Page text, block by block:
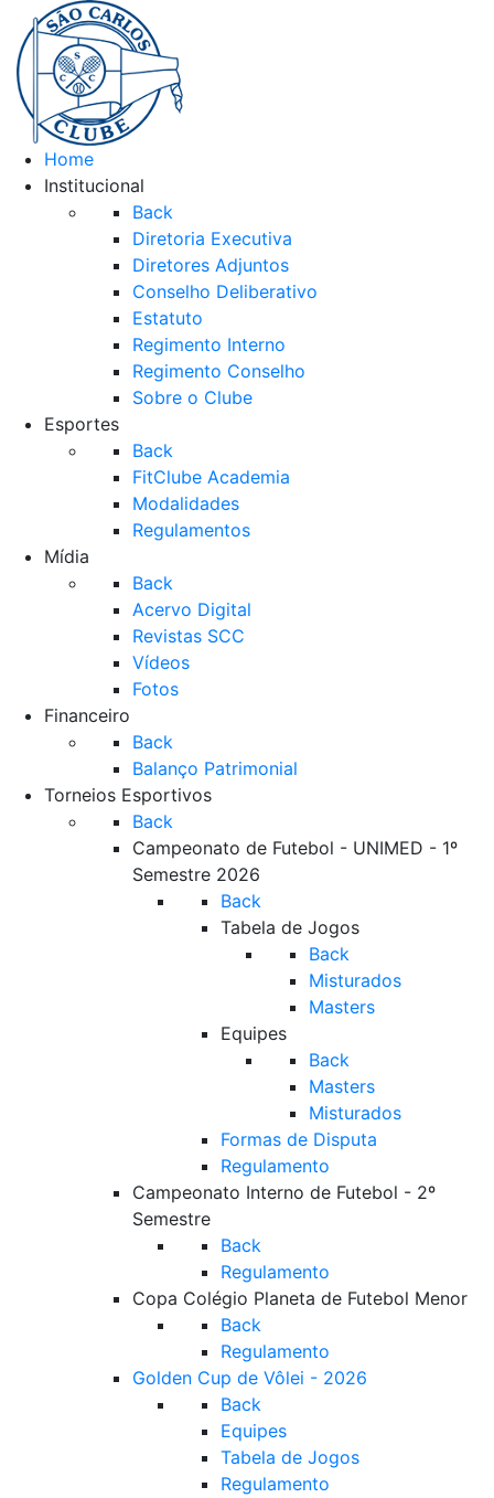
Home
Institucional
Back
Diretoria Executiva
Diretores Adjuntos
Conselho Deliberativo
Estatuto
Regimento Interno
Regimento Conselho
Sobre o Clube
Esportes
Back
FitClube Academia
Modalidades
Regulamentos
Mídia
Back
Acervo Digital
Revistas SCC
Vídeos
Fotos
Financeiro
Back
Balanço Patrimonial
Torneios Esportivos
Back
Campeonato de Futebol - UNIMED - 1º
Semestre 2026
Back
Tabela de Jogos
Back
Misturados
Masters
Equipes
Back
Masters
Misturados
Formas de Disputa
Regulamento
Campeonato Interno de Futebol - 2º
Semestre
Back
Regulamento
Copa Colégio Planeta de Futebol Menor
Back
Regulamento
Golden Cup de Vôlei - 2026
Back
Equipes
Tabela de Jogos
Regulamento